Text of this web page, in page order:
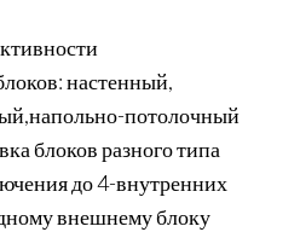
настенный,
потолочный
блоков разного типа
до 4-внутренних
внешнему блоку